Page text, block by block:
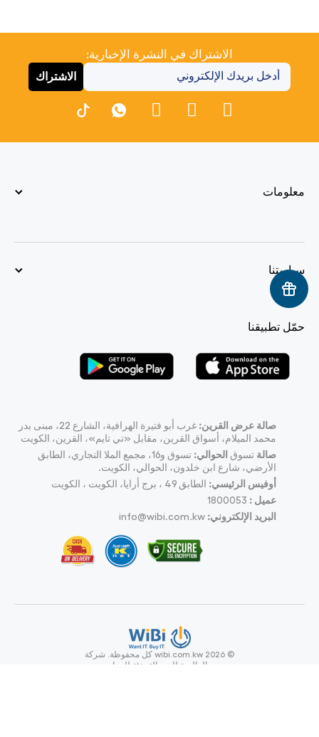
الاشتراك في النشرة الإخبارية:
الاشتراك
معلومات
سياستنا
حمّل تطبيقنا
صالة عرض القرين:
غرب أبو فتيرة الهرافية، الشارع 22، مبنى بدر
محمد الميلام، أسواق القرين، مقابل «تي تايم»، القرين، الكويت
صالة تسوق الحوالي:
تسوق و16، مجمع الملا التجاري، الطابق
الأرضي، شارع ابن خلدون، الحوالي، الكويت.
أوفيس الرئيسي: الطابق 49 ، برج أرايا، الكويت ، الكويت
عميل : 1800053
البريد الإلكتروني: info@wibi.com.kw
© wibi.com.kw 2026 كل محفوظة. شركة
ويبي العالمية للبيع بالتجزئة للحواسيب